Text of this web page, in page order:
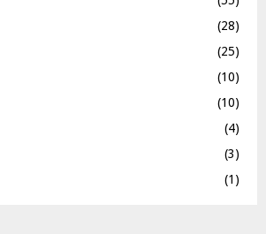
(28)
(25)
(10)
(10)
(4)
(3)
(1)